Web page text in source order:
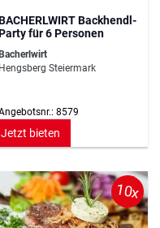
Backhendl-
für 6 Personen
Bacherlwirt
Hengsberg Steiermark
8579
Jetzt bieten
10x